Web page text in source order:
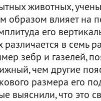
животных,
образом влияет на
его
в семь
зебр и газелей,
чем другие
размера его
выяснили, что это